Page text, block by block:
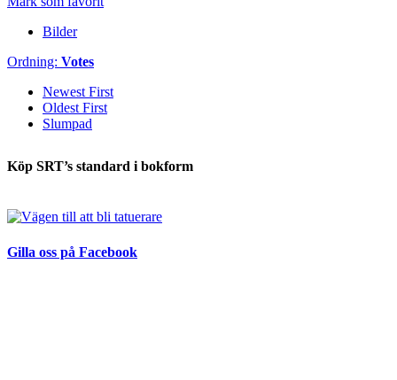
Bilder
Ordning: Votes
Newest First
Oldest First
Slumpad
Köp SRT’s standard i bokform
Gilla oss på Facebook